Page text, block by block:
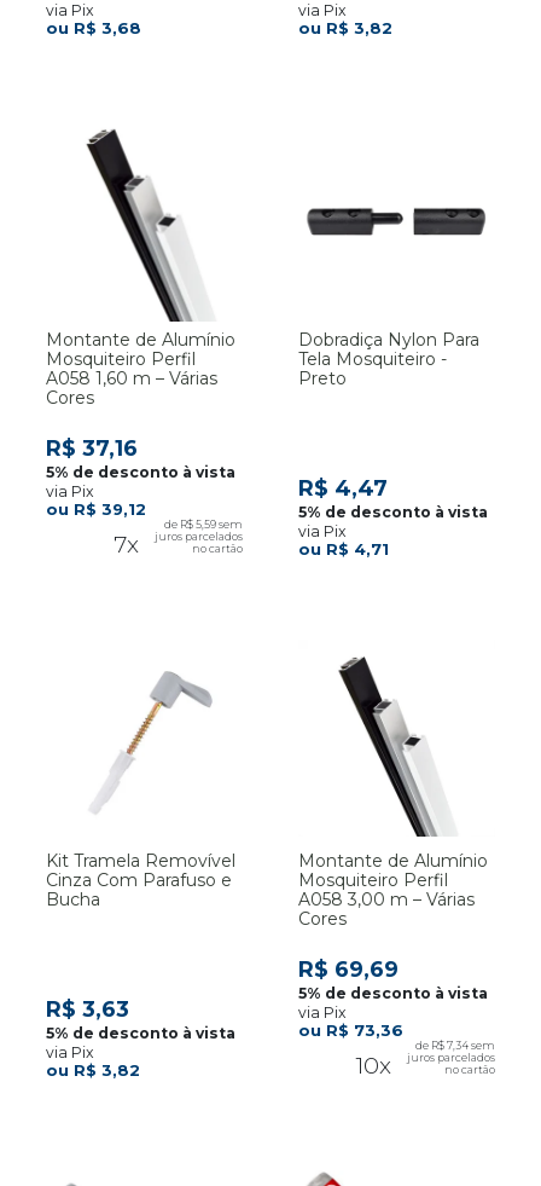
R$ 3,68
via Pix
R$ 3,82
via Pix
Montante de Alumínio
Mosquiteiro Perfil
A058 1,60 m – Várias
Cores
R$ 39,12
7x
R$ 5,59
R$ 37,16
via Pix
Dobradiça Nylon Para
Tela Mosquiteiro -
Preto
R$ 4,71
R$ 4,47
via Pix
Kit Tramela Removível
Cinza Com Parafuso e
Bucha
R$ 3,82
R$ 3,63
via Pix
Montante de Alumínio
Mosquiteiro Perfil
A058 3,00 m – Várias
Cores
R$ 73,36
10x
R$ 7,34
R$ 69,69
via Pix